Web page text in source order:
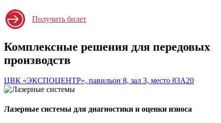
Получить билет
Комплексные решения для передовых
производств
ЦВК «ЭКСПОЦЕНТР», павильон 8, зал 3, место 83А20
Лазерные системы для диагностики и оценки износа